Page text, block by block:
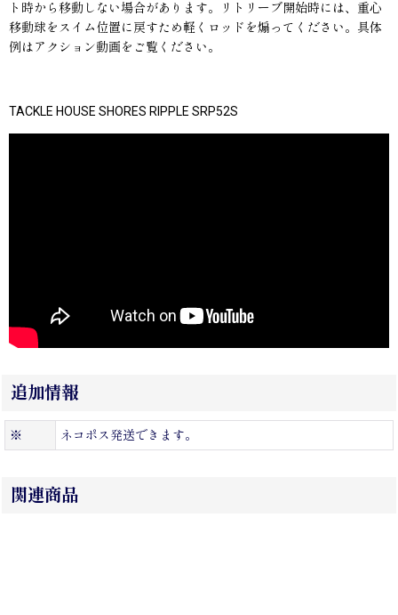
ト時から移動しない場合があります。リトリーブ開始時には、重心
移動球をスイム位置に戻すため軽くロッドを煽ってください。具体
例はアクション動画をご覧ください。
TACKLE HOUSE SHORES RIPPLE SRP52S
追加情報
※ ネコポス発送できます。
関連商品